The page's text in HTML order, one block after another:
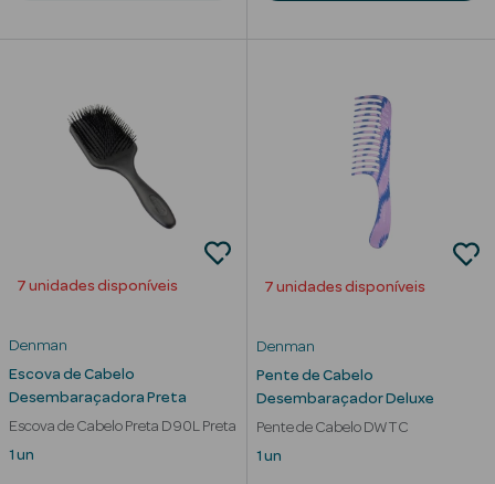
Solares Infantis
After Sun
Bronzeadores
Autobronzeadores
Protetores
Solares para
Lábios
7 unidades disponíveis
Denman
Escova de Cabelo
Desembaraçadora Preta
Escova de Cabelo Preta D90L Preta
1 un
7 unidades disponíveis
Denman
Pente de Cabelo
Desembaraçador Deluxe
Pente de Cabelo DWTC
1 un